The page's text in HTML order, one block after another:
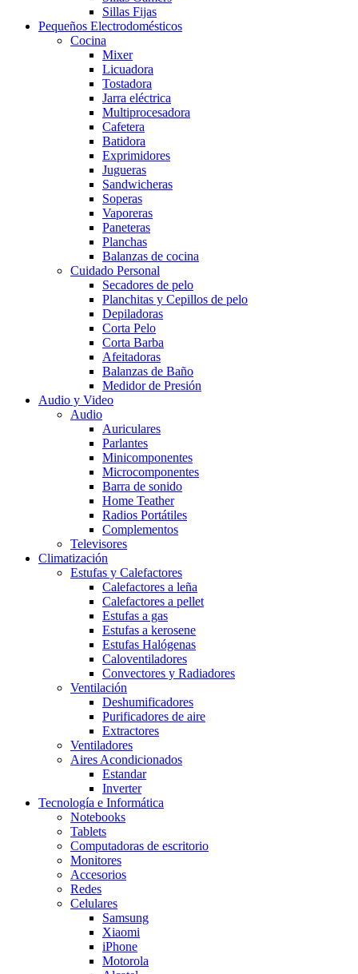
Sillas Fijas
Pequeños Electrodomésticos
Cocina
Mixer
Licuadora
Tostadora
Jarra eléctrica
Multiprocesadora
Cafetera
Batidora
Exprimidores
Jugueras
Sandwicheras
Soperas
Vaporeras
Paneteras
Planchas
Balanzas de cocina
Cuidado Personal
Secadores de pelo
Planchitas y Cepillos de pelo
Depiladoras
Corta Pelo
Corta Barba
Afeitadoras
Balanzas de Baño
Medidor de Presión
Audio y Video
Audio
Auriculares
Parlantes
Minicomponentes
Microcomponentes
Barra de sonido
Home Teather
Radios Portátiles
Complementos
Televisores
Climatización
Estufas y Calefactores
Calefactores a leña
Calefactores a pellet
Estufas a gas
Estufas a kerosene
Estufas Halógenas
Caloventiladores
Convectores y Radiadores
Ventilación
Deshumificadores
Purificadores de aire
Extractores
Ventiladores
Aires Acondicionados
Estandar
Inverter
Tecnología e Informática
Notebooks
Tablets
Computadoras de escritorio
Monitores
Accesorios
Redes
Celulares
Samsung
Xiaomi
iPhone
Motorola